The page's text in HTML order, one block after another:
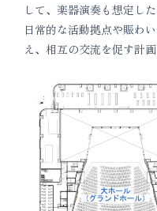
して、楽器演奏も想定し
日常的な活動拠点や賑わ
え、相互の交流を促す計画